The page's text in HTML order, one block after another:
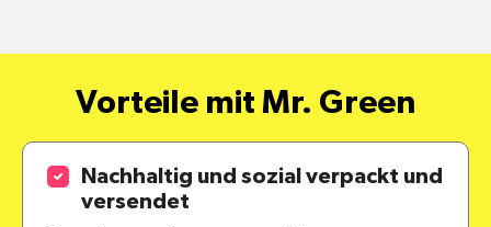
Vorteile mit Mr. Green
Nachhaltig und sozial verpackt und
versendet